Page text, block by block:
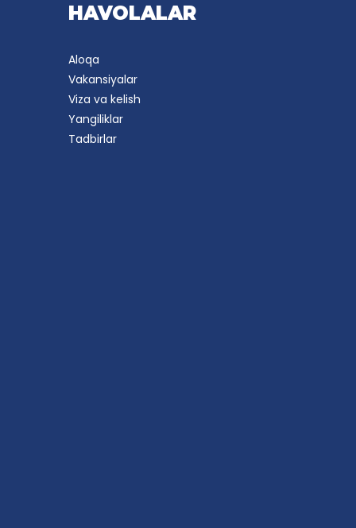
HAVOLALAR
Aloqa
Vakansiyalar
Viza va kelish
Yangiliklar
Tadbirlar